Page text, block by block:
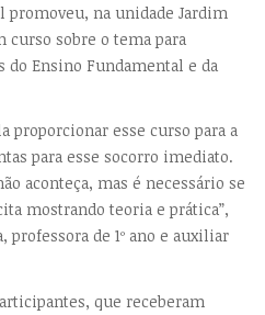
promoveu, na unidade Jardim
curso sobre o tema para
do Ensino Fundamental e da
esse curso para a
para esse socorro imediato.
aconteça, mas é necessário se
mostrando teoria e prática”,
professora de 1º ano e auxiliar
que receberam